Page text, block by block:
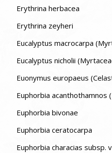
Erythrina herbacea
Erythrina zeyheri
Eucalyptus macrocarpa
Eucalyptus nicholii
Euonymus europaeus
Euphorbia acanthothamnos
Euphorbia bivonae
Euphorbia ceratocarpa
Euphorbia characias subsp.